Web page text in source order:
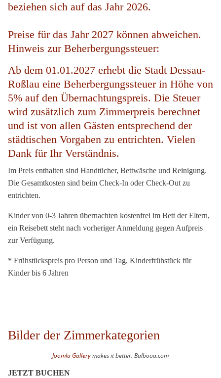
beziehen sich auf das Jahr 2026.
Preise für das Jahr 2027 können abweichen.
Hinweis zur Beherbergungssteuer:
Ab dem 01.01.2027 erhebt die Stadt Dessau-
Roßlau eine Beherbergungssteuer in Höhe von
5% auf den Übernachtungspreis. Die Steuer
wird zusätzlich zum Zimmerpreis berechnet
und ist von allen Gästen entsprechend der
städtischen Vorgaben zu entrichten. Vielen
Dank für Ihr Verständnis.
Im Preis enthalten sind Handtücher, Bettwäsche und Reinigung.
Die Gesamtkosten sind beim Check-In oder Check-Out zu
entrichten.
Kinder von 0-3 Jahren übernachten kostenfrei im Bett der Eltern,
ein Reisebett steht nach vorheriger Anmeldung gegen Aufpreis
zur Verfügung.
* Frühstückspreis pro Person und Tag, Kinderfrühstück für
Kinder bis 6 Jahren
Bilder der Zimmerkategorien
Joomla Gallerymakes it better. Balbooa.com
JETZT BUCHEN